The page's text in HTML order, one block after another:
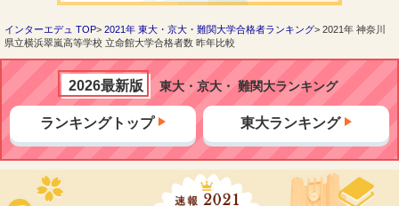
ド
ッ
ト
インターエデュ TOP 2021年 東大・京大・難関大学合格者ランキング
2021年 神奈川
県立横浜翠嵐高等学校 立命館大学合格者数 昨年比較
2026最新版 東大・京大・ 難関大ランキング
ランキングトップ 東大ランキング